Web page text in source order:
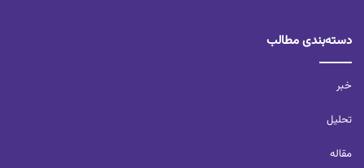
دسته‌بندی مطالب
خبر
تحلیل‌
مقاله